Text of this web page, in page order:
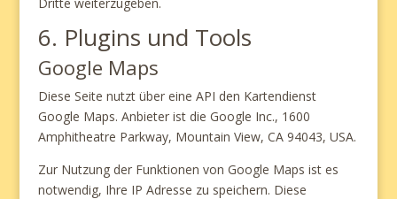
6. Plugins und Tools
Google Maps
Diese Seite nutzt über eine API den Kartendienst
Google Maps. Anbieter ist die Google Inc., 1600
Amphitheatre Parkway, Mountain View, CA 94043, USA.
Zur Nutzung der Funktionen von Google Maps ist es
notwendig, Ihre IP Adresse zu speichern. Diese